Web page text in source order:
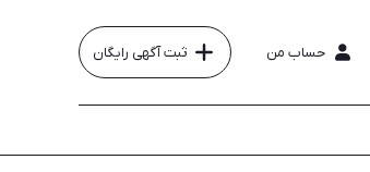
حساب من ثبت آگهی رایگان